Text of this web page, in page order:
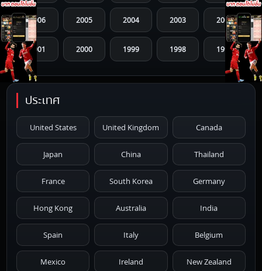
2006 2005 2004 2003 2002
2001 2000 1999 1998 1997
1996 1995 1994 1993 1992
1986 1985 1984 1983 1982
1981 1980 1979 1978 1977
1976 1975 1974 1973 1972
1971 1970 1969 1968 1967
1966 1965 1964 1963 1962
ประเทศ
United States United Kingdom Canada
Japan China Thailand
France South Korea Germany
Hong Kong Australia India
Spain Italy Belgium
Mexico Ireland New Zealand